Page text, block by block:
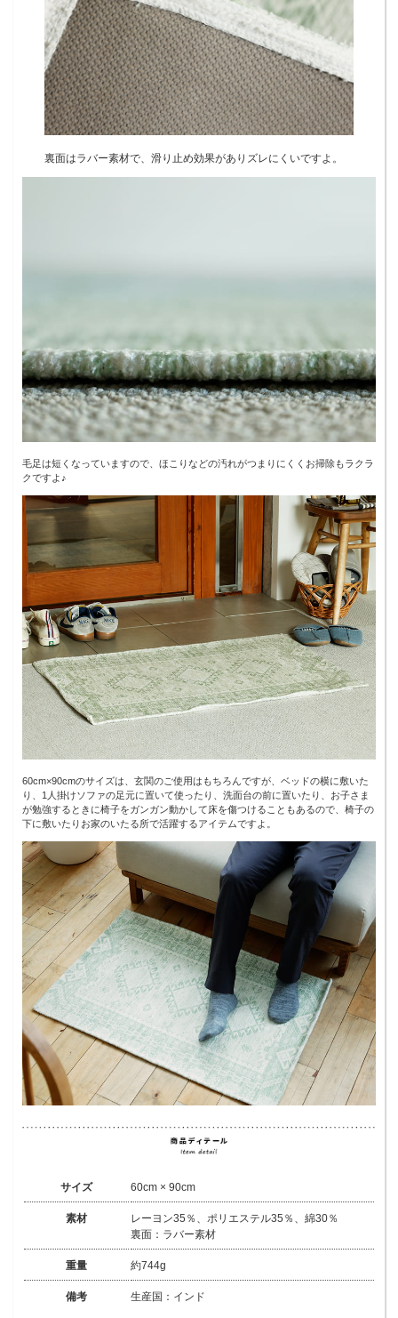
裏面はラバー素材で、滑り止め効果がありズレにくいですよ。
毛足は短くなっていますので、ほこりなどの汚れがつまりにくくお掃除もラクラ
クですよ♪
60cm×90cmのサイズは、玄関のご使用はもちろんですが、ベッドの横に敷いた
り、1人掛けソファの足元に置いて使ったり、洗面台の前に置いたり、お子さま
が勉強するときに椅子をガンガン動かして床を傷つけることもあるので、椅子の
下に敷いたりお家のいたる所で活躍するアイテムですよ。
サイズ 60cm × 90cm
素材
レーヨン35％、ポリエステル35％、綿30％
裏面：ラバー素材
重量 約744g
備考 生産国：インド